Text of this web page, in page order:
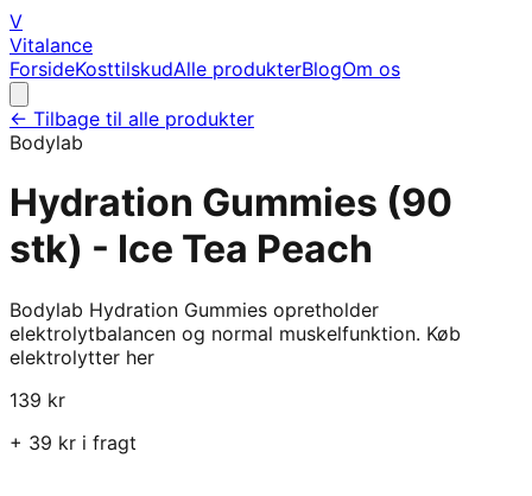
V
Vitalance
ForsideKosttilskudAlle produkterBlogOm os
← Tilbage til alle produkter
Bodylab
Hydration Gummies (90
stk) - Ice Tea Peach
Bodylab Hydration Gummies opretholder
elektrolytbalancen og normal muskelfunktion. Køb
elektrolytter her
139 kr
+ 39 kr i fragt